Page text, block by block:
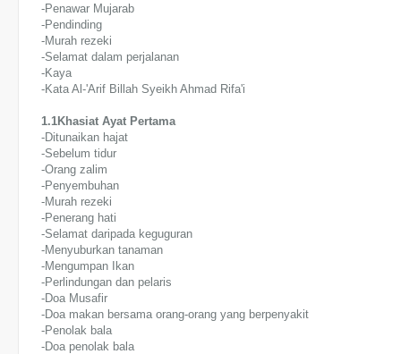
-Penawar Mujarab
-Pendinding
-Murah rezeki
-Selamat dalam perjalanan
-Kaya
-Kata Al-'Arif Billah Syeikh Ahmad Rifa'i
1.1Khasiat Ayat Pertama
-Ditunaikan hajat
-Sebelum tidur
-Orang zalim
-Penyembuhan
-Murah rezeki
-Penerang hati
-Selamat daripada keguguran
-Menyuburkan tanaman
-Mengumpan Ikan
-Perlindungan dan pelaris
-Doa Musafir
-Doa makan bersama orang-orang yang berpenyakit
-Penolak bala
-Doa penolak bala